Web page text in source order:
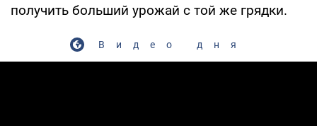
получить больший урожай с той же грядки.
Видео дня